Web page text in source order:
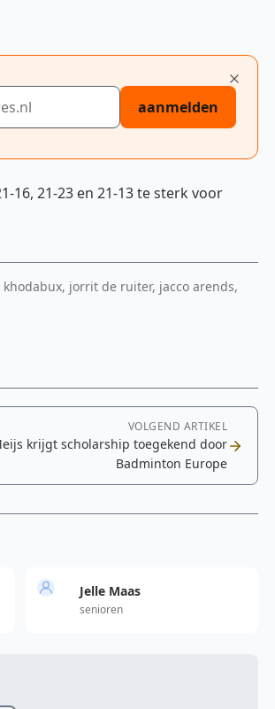
aanmelden
16, 21-23 en 21-13 te sterk voor
jorrit de ruiter, jacco arends,
VOLGEND ARTIKEL
krijgt scholarship toegekend door
Badminton Europe
Jelle Maas
senioren